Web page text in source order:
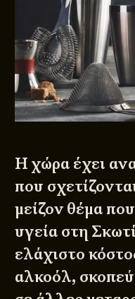
Η χώρα έχει
που
μείζον θέμα
υγεία στη
ελάχιστο
αλκοόλ,